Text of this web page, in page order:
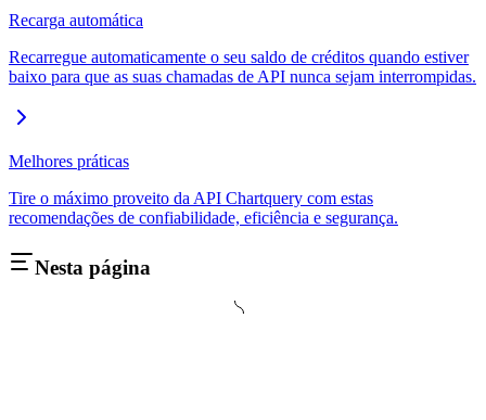
Recarga automática
Recarregue automaticamente o seu saldo de créditos quando estiver
baixo para que as suas chamadas de API nunca sejam interrompidas.
Melhores práticas
Tire o máximo proveito da API Chartquery com estas
recomendações de confiabilidade, eficiência e segurança.
Nesta página